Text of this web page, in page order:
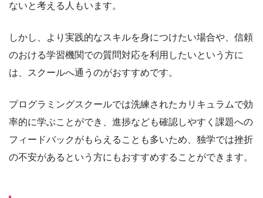
ないと考える人もいます。
しかし、より実践的なスキルを身につけたい場合や、信頼
のおける学習機関での質問対応を利用したいという方に
は、スクールへ通うのがおすすめです。
プログラミングスクールでは洗練されたカリキュラムで効
率的に学ぶことができ、進捗なども確認しやすく課題への
フィードバックがもらえることも多いため、独学では挫折
の不安があるという方にもおすすめすることができます。